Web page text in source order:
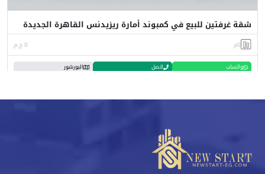
شقة غرفتين للبيع في كمبوند أمارة ريزيدنس القاهرة الجديدة
0م 0 ج.م
واتساب اتصل البورشور